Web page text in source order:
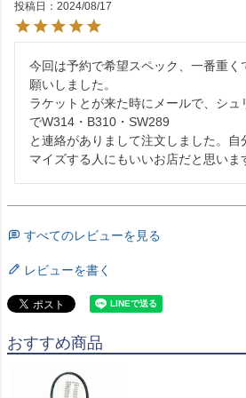
投稿日 2024/08/17
今回は予約で希望スペック、一番重く
願いしました。
ラケットとが来た時にメールで、シュ
でW314・B310・SW289
と連絡がありまして注文しました。自
マイズする人にもいいお店だと思いま
すべてのレビューを見る
レビューを書く
おすすめ商品